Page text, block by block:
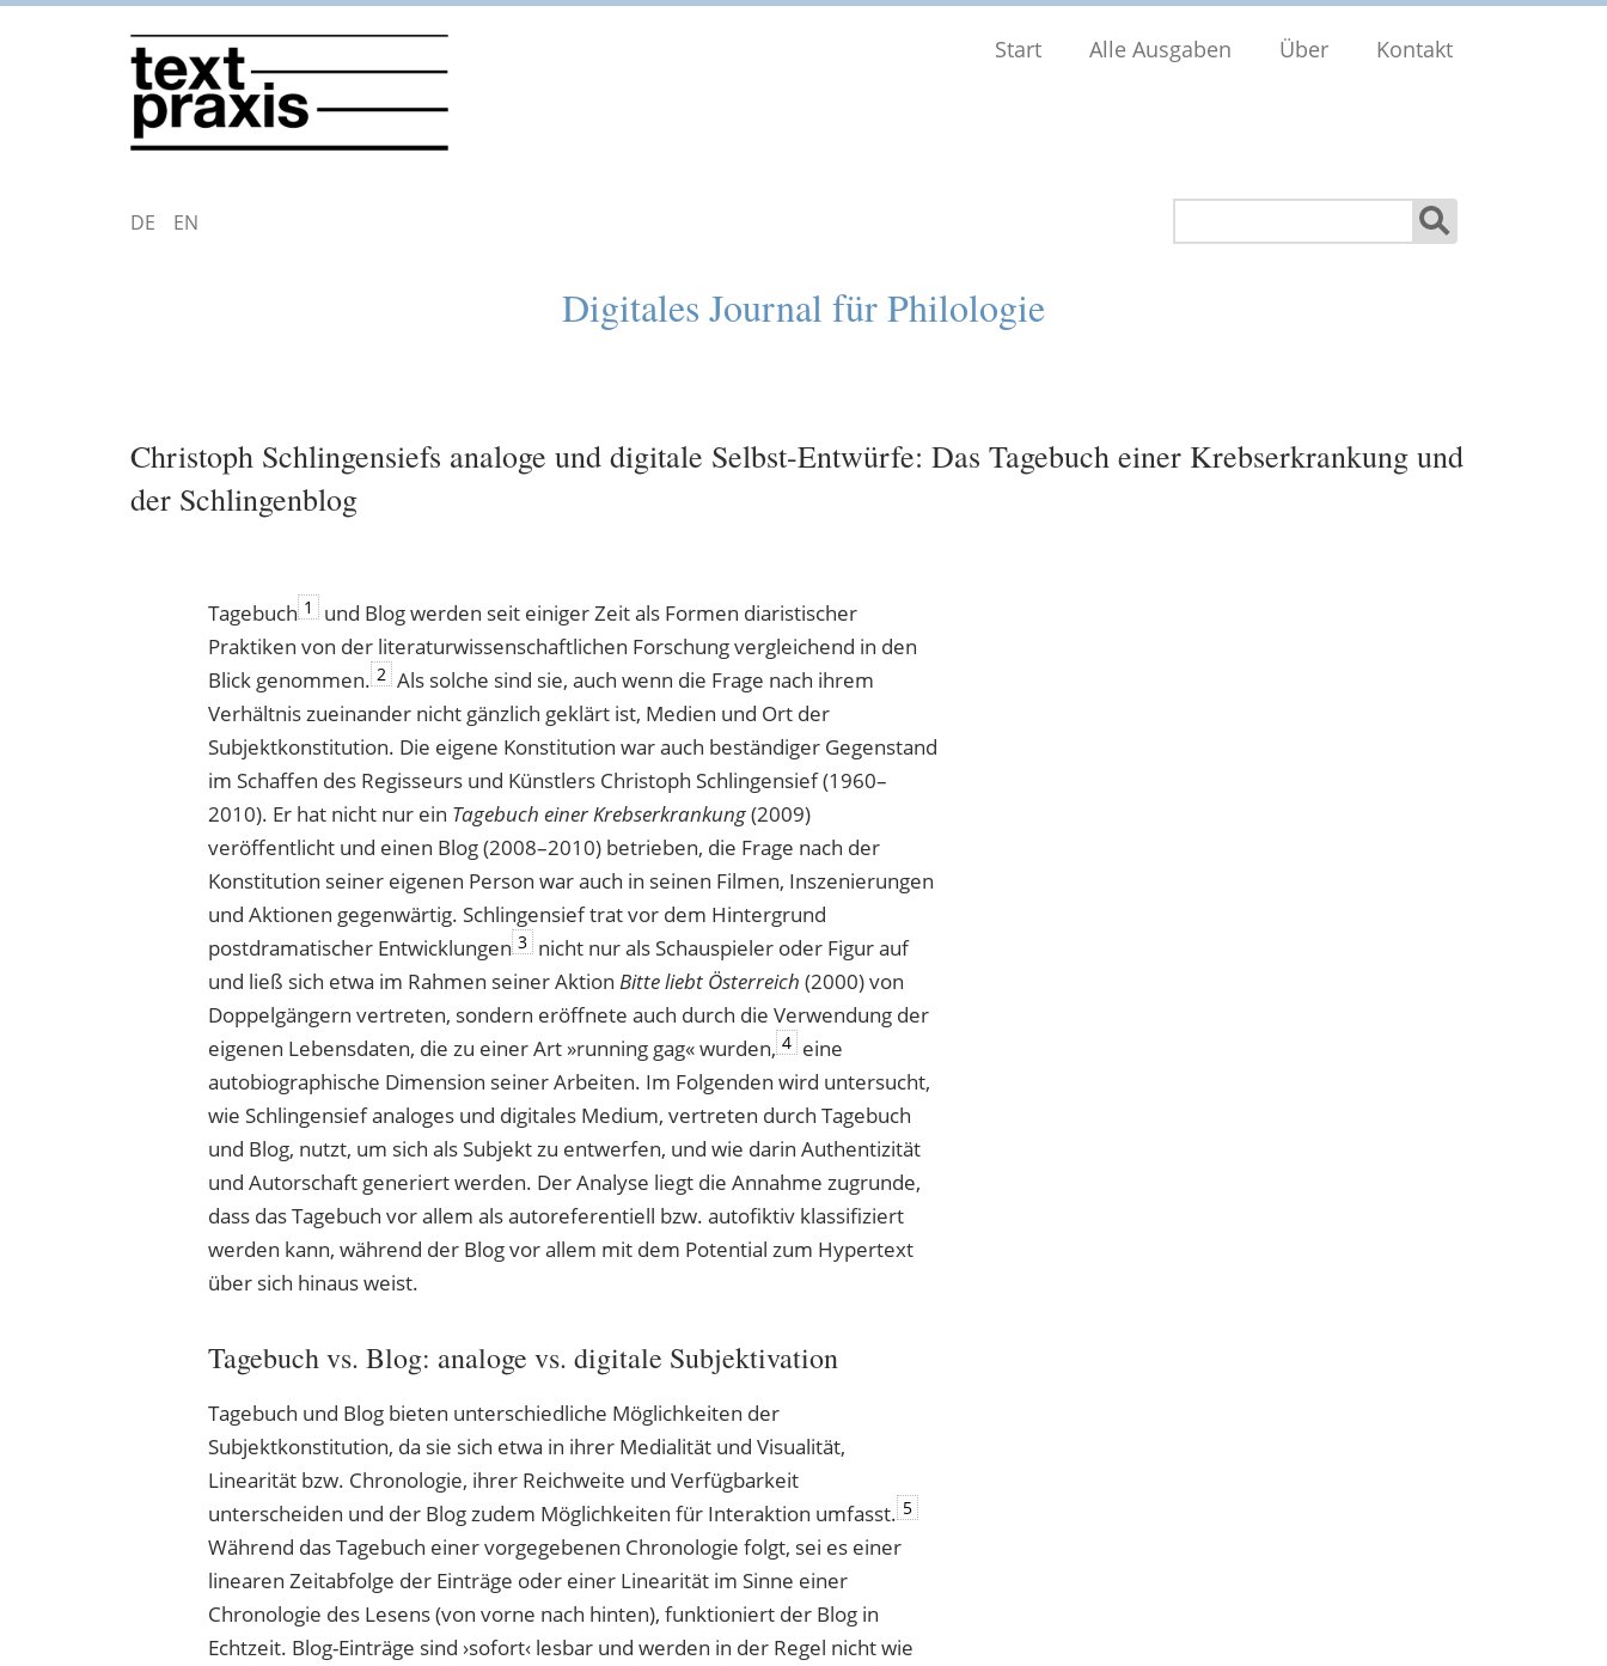
Start Alle Ausgaben Über Kontakt
DEUTSCHENGLISH
Digitales Journal für Philologie
Christoph Schlingensiefs analoge und digitale Selbst-Entwürfe: Das Tagebuch einer Krebserkrankung und
der Schlingenblog
Tagebuch 1
und Blog werden seit einiger Zeit als Formen diaristischer
Praktiken von der literaturwissenschaftlichen Forschung vergleichend in den
Blick genommen. 2 Als solche sind sie, auch wenn die Frage nach ihrem
Verhältnis zueinander nicht gänzlich geklärt ist, Medien und Ort der
Subjektkonstitution. Die eigene Konstitution war auch beständiger Gegenstand
im Schaffen des Regisseurs und Künstlers Christoph Schlingensief (1960–
2010). Er hat nicht nur ein Tagebuch einer Krebserkrankung(2009)
veröffentlicht und einen Blog (2008–2010) betrieben, die Frage nach der
Konstitution seiner eigenen Person war auch in seinen Filmen, Inszenierungen
und Aktionen gegenwärtig. Schlingensief trat vor dem Hintergrund
postdramatischer Entwicklungen 3 nicht nur als Schauspieler oder Figur auf
und ließ sich etwa im Rahmen seiner Aktion Bitte liebt Österreich (2000) von
Doppelgängern vertreten, sondern eröffnete auch durch die Verwendung der
eigenen Lebensdaten, die zu einer Art »running gag« wurden, 4 eine
autobiographische Dimension seiner Arbeiten. Im Folgenden wird untersucht,
wie Schlingensief analoges und digitales Medium, vertreten durch Tagebuch
und Blog, nutzt, um sich als Subjekt zu entwerfen, und wie darin Authentizität
und Autorschaft generiert werden. Der Analyse liegt die Annahme zugrunde,
dass das Tagebuch vor allem als autoreferentiell bzw. autofiktiv klassifiziert
werden kann, während der Blog vor allem mit dem Potential zum Hypertext
über sich hinaus weist.
Tagebuch vs. Blog: analoge vs. digitale Subjektivation
Tagebuch und Blog bieten unterschiedliche Möglichkeiten der
Subjektkonstitution, da sie sich etwa in ihrer Medialität und Visualität,
Linearität bzw. Chronologie, ihrer Reichweite und Verfügbarkeit
unterscheiden und der Blog zudem Möglichkeiten für Interaktion umfasst. 5
Während das Tagebuch einer vorgegebenen Chronologie folgt, sei es einer
linearen Zeitabfolge der Einträge oder einer Linearität im Sinne einer
Chronologie des Lesens (von vorne nach hinten), funktioniert der Blog in
Echtzeit. Blog-Einträge sind ›sofort‹ lesbar und werden in der Regel nicht wie